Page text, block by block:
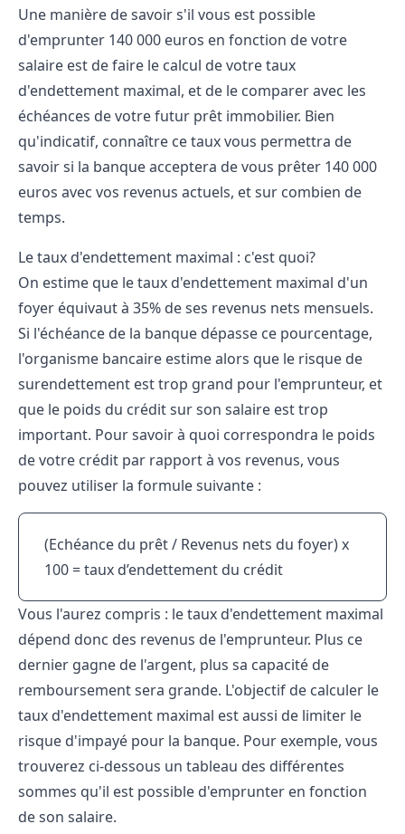
Une manière de savoir s'il vous est possible
d'emprunter 140 000 euros en fonction de votre
salaire est de faire le calcul de votre taux
d'endettement maximal, et de le comparer avec les
échéances de votre futur prêt immobilier. Bien
qu'indicatif, connaître ce taux vous permettra de
savoir si la banque acceptera de vous prêter 140 000
euros avec vos revenus actuels, et sur combien de
temps.
Le taux d'endettement maximal : c'est quoi?
On estime que le taux d'endettement maximal d'un
foyer équivaut à 35% de ses revenus nets mensuels.
Si l'échéance de la banque dépasse ce pourcentage,
l'organisme bancaire estime alors que le risque de
surendettement est trop grand pour l'emprunteur, et
que le poids du crédit sur son salaire est trop
important. Pour savoir à quoi correspondra le poids
de votre crédit par rapport à vos revenus, vous
pouvez utiliser la formule suivante :
(Echéance du prêt / Revenus nets du foyer) x
100 = taux d’endettement du crédit
Vous l'aurez compris : le taux d'endettement maximal
dépend donc des revenus de l'emprunteur. Plus ce
dernier gagne de l'argent, plus sa capacité de
remboursement sera grande. L'objectif de calculer le
taux d'endettement maximal est aussi de limiter le
risque d'impayé pour la banque. Pour exemple, vous
trouverez ci-dessous un tableau des différentes
sommes qu'il est possible d'emprunter en fonction
de son salaire.